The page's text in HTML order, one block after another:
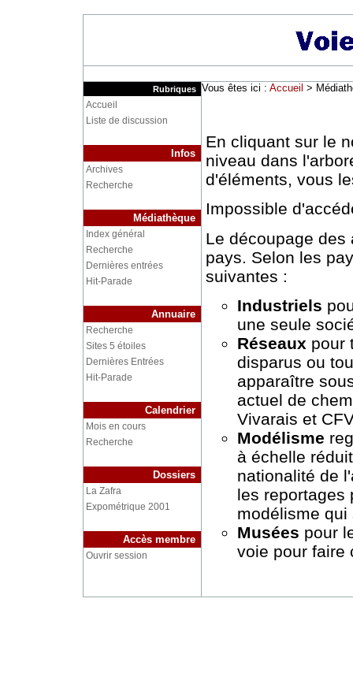
Rubriques
Accueil
Liste de discussion
Infos
Archives
Recherche
Médiathèque
Index général
Recherche
Dernières entrées
Hit-Parade
Annuaire
Recherche
Sites 5 étoiles
Dernières Entrées
Hit-Parade
Calendrier
Mois en cours
Recherche
Dossiers
La Zafra
Expométrique 2001
Accès membre
Ouvrir session
Vous êtes ici : Accueil >
En cliquant sur le
niveau dans
d'éléments, vous
Impossible
Le découpage des
pays. Selon les
suivantes :
Industriels
une seule
Réseaux pour
disparus ou
apparaître
actuel de
Vivarais et
Modélisme
à échelle
nationalité de
les reportages
modélisme
Musées pour
voie pour faire